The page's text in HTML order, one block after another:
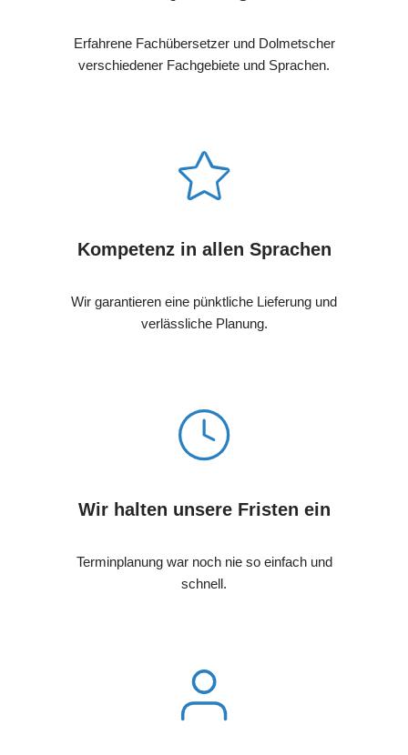
Erfahrene Fachübersetzer und Dolmetscher
verschiedener Fachgebiete und Sprachen.
Kompetenz in allen Sprachen
Wir garantieren eine pünktliche Lieferung und
verlässliche Planung.
Wir halten unsere Fristen ein
Terminplanung war noch nie so einfach und
schnell.